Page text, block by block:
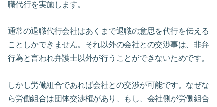
職代行を実施します。
通常の退職代行会社はあくまで退職の意思を代行を伝える
ことしかできません。それ以外の会社との交渉事は、非弁
行為と言われ弁護士以外が行うことができないためです。
しかし労働組合であれば会社との交渉が可能です。なぜな
ら労働組合は団体交渉権があり、もし、会社側が労働組合